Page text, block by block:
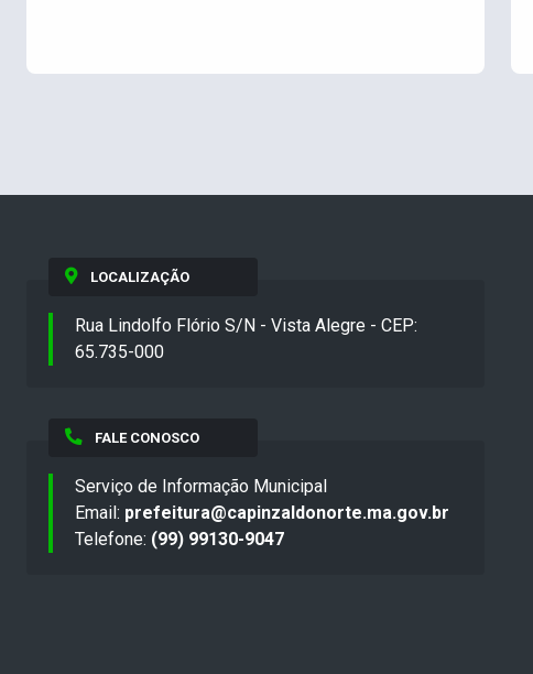
LOCALIZAÇÃO
Rua Lindolfo Flório S/N - Vista Alegre - CEP:
65.735-000
FALE CONOSCO
Serviço de Informação Municipal
Email: prefeitura@capinzaldonorte.ma.gov.br
Telefone: (99) 99130-9047